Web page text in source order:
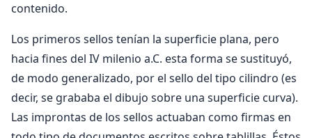
contenido.
Los primeros sellos tenían la superficie plana, pero
hacia fines del IV milenio a.C. esta forma se sustituyó,
de modo generalizado, por el sello del tipo cilindro (es
decir, se grababa el dibujo sobre una superficie curva).
Las improntas de los sellos actuaban como firmas en